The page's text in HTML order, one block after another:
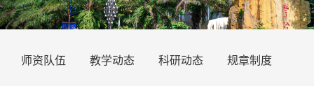
师资队伍 教学动态 科研动态 规章制度